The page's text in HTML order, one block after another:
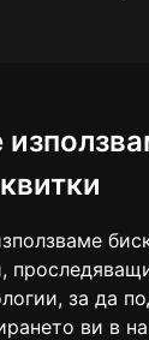
за да
ви в
137
,